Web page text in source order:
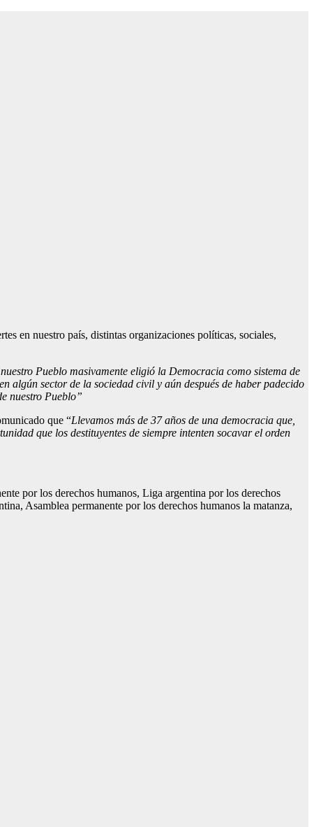
en nuestro país, distintas organizaciones políticas, sociales,
nuestro Pueblo masivamente eligió la Democracia como sistema de
algún sector de la sociedad civil y aún después de haber padecido
nuestro Pueblo”
que “Llevamos más de 37 años de una democracia que,
que los destituyentes de siempre intenten socavar el orden
por los derechos humanos, Liga argentina por los derechos
Asamblea permanente por los derechos humanos la matanza,